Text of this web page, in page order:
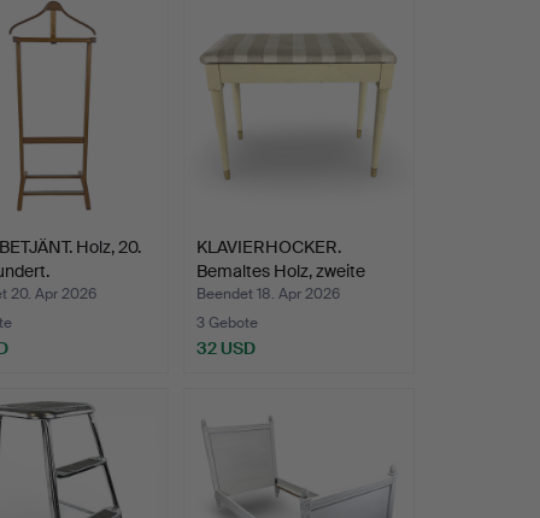
Holz, 20.
20. Apr 2026
KLAVIERHOCKER.
Bemaltes Holz, zweite
Hälft…
Beendet 18. Apr 2026
3 Gebote
32 USD